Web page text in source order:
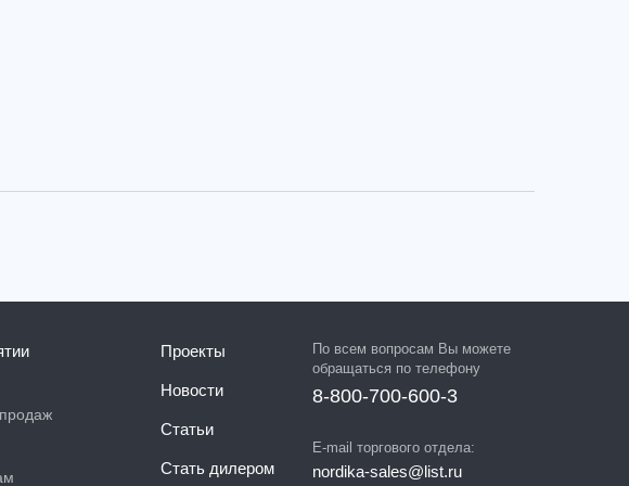
Проекты
Новости
Статьи
Стать дилером
По всем вопросам Вы можете
обращаться по телефону
8-800-700-600-3
E-mail торгового отдела:
nordika-sales@list.ru